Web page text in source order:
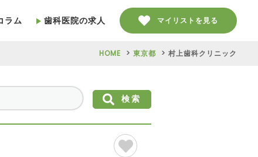
ラム 歯科医院の求人 マイリストを見る
HOME 東京都 村上歯科クリニック
検索